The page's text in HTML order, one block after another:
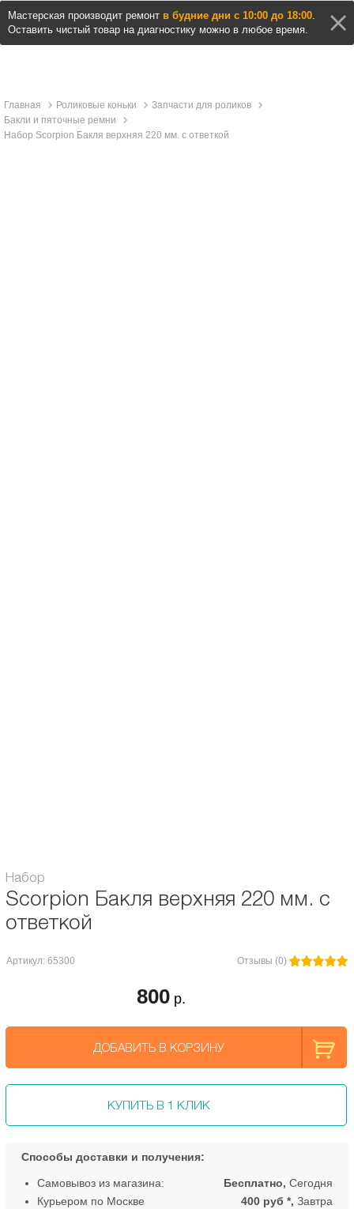
Мастерская производит ремонт в будние дни с 10:00 до 18:00.
Оставить чистый товар на диагностику можно в любое время.
Главная Роликовые коньки
Запчасти для роликов
Бакли и пяточные ремни
Набор Scorpion Бакля верхняя 220 мм. с ответкой
Набор
Scorpion Бакля верхняя 220 мм. с
ответкой
Артикул: 65300 Отзывы (0)
800 р.
ДОБАВИТЬ В КОРЗИНУ
КУПИТЬ В 1 КЛИК
Способы доставки и получения:
Самовывоз из магазина: Бесплатно, Сегодня
Курьером по Москве
400 руб *, Завтра